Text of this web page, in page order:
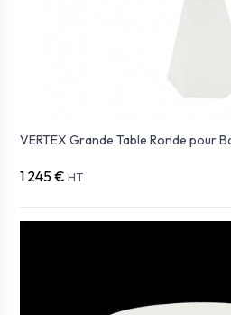
VERTEX Grande Table Ronde pour
1 245 € HT